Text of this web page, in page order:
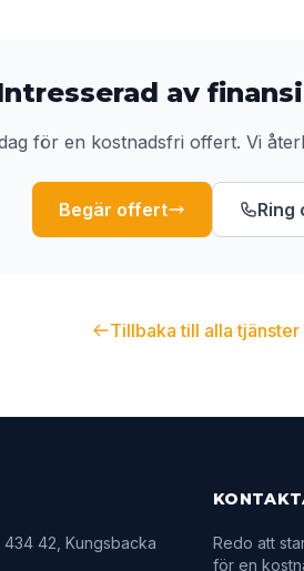
av
för en kostnadsfri offert. Vi
Begär offert Ring
Tillbaka till alla tjänster
42, Kungsbacka
Redo att
för en